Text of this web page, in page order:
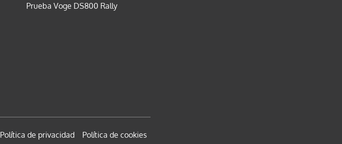
Prueba Voge DS800 Rally
Política de privacidad Política de cookies